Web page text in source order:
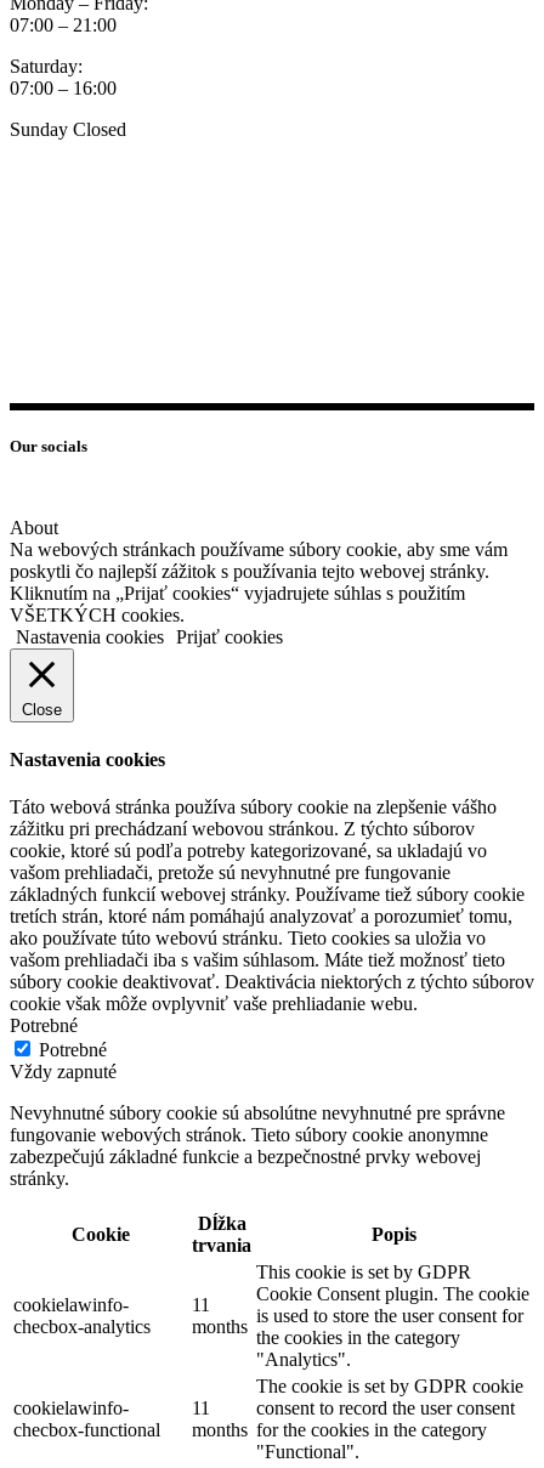
07:00 – 21:00
Saturday:
07:00 – 16:00
Sunday Closed
Our socials
About
Na webových stránkach používame súbory cookie, aby sme vám
poskytli čo najlepší zážitok s používania tejto webovej stránky.
Kliknutím na „Prijať cookies“ vyjadrujete súhlas s použitím
VŠETKÝCH cookies.
Nastavenia cookies Prijať cookies
Close
Nastavenia cookies
Táto webová stránka používa súbory cookie na zlepšenie vášho
zážitku pri prechádzaní webovou stránkou. Z týchto súborov
cookie, ktoré sú podľa potreby kategorizované, sa ukladajú vo
vašom prehliadači, pretože sú nevyhnutné pre fungovanie
základných funkcií webovej stránky. Používame tiež súbory cookie
tretích strán, ktoré nám pomáhajú analyzovať a porozumieť tomu,
ako používate túto webovú stránku. Tieto cookies sa uložia vo
vašom prehliadači iba s vašim súhlasom. Máte tiež možnosť tieto
súbory cookie deaktivovať. Deaktivácia niektorých z týchto súborov
cookie však môže ovplyvniť vaše prehliadanie webu.
Potrebné
Potrebné
Vždy zapnuté
Nevyhnutné súbory cookie sú absolútne nevyhnutné pre správne
fungovanie webových stránok. Tieto súbory cookie anonymne
zabezpečujú základné funkcie a bezpečnostné prvky webovej
stránky.
Cookie
Dĺžka
trvania
Popis
cookielawinfo-
checbox-analytics
11
months
This cookie is set by GDPR
Cookie Consent plugin. The cookie
is used to store the user consent for
the cookies in the category
"Analytics".
cookielawinfo-
checbox-functional
11
months
The cookie is set by GDPR cookie
consent to record the user consent
for the cookies in the category
"Functional".